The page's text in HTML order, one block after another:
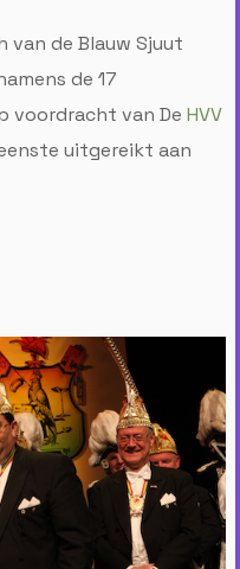
van de Blauw Sjuut
de 17
voordracht van De HVV
uitgereikt aan